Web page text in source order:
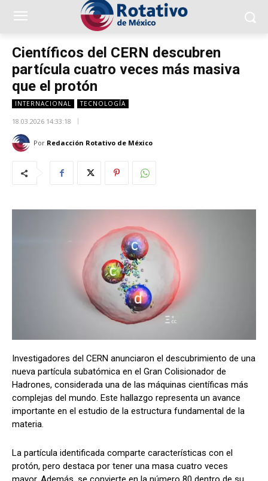
Científicos del CERN descubren
partícula cuatro veces más masiva
que el protón
INTERNACIONAL TECNOLOGÍA
18.03.2026 14:33:18
Por Redacción Rotativo de México
Investigadores del CERN anunciaron el descubrimiento de una
nueva partícula subatómica en el Gran Colisionador de
Hadrones, considerada una de las máquinas científicas más
complejas del mundo. Este hallazgo representa un avance
importante en el estudio de la estructura fundamental de la
materia.
La partícula identificada comparte características con el
protón, pero destaca por tener una masa cuatro veces